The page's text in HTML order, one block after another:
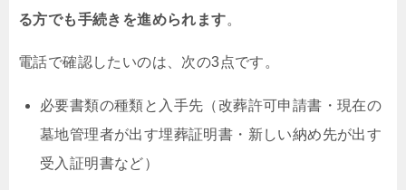
る方でも手続きを進められます。
電話で確認したいのは、次の3点です。
必要書類の種類と入手先（改葬許可申請書・現在の
墓地管理者が出す埋葬証明書・新しい納め先が出す
受入証明書など）